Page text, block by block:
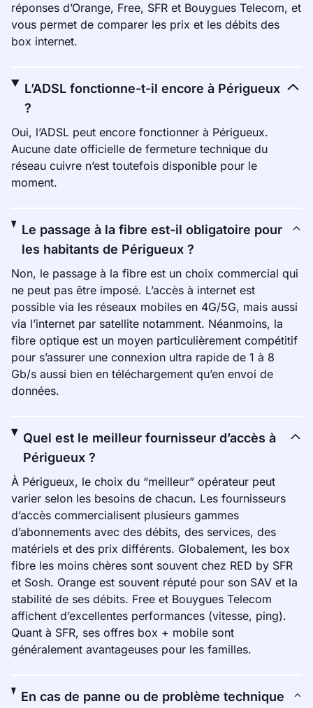
réponses d’Orange, Free, SFR et Bouygues Telecom, et
vous permet de comparer les prix et les débits des
box internet.
L’ADSL fonctionne-t-il encore à Périgueux
?
Oui, l’ADSL peut encore fonctionner à Périgueux.
Aucune date officielle de fermeture technique du
réseau cuivre n’est toutefois disponible pour le
moment.
Le passage à la fibre est-il obligatoire pour
les habitants de Périgueux ?
Non, le passage à la fibre est un choix commercial qui
ne peut pas être imposé. L’accès à internet est
possible via les réseaux mobiles en 4G/5G, mais aussi
via l’internet par satellite notamment. Néanmoins, la
fibre optique est un moyen particulièrement compétitif
pour s’assurer une connexion ultra rapide de 1 à 8
Gb/s aussi bien en téléchargement qu’en envoi de
données.
Quel est le meilleur fournisseur d’accès à
Périgueux ?
À Périgueux, le choix du “meilleur” opérateur peut
varier selon les besoins de chacun. Les fournisseurs
d’accès commercialisent plusieurs gammes
d’abonnements avec des débits, des services, des
matériels et des prix différents. Globalement, les box
fibre les moins chères sont souvent chez RED by SFR
et Sosh. Orange est souvent réputé pour son SAV et la
stabilité de ses débits. Free et Bouygues Telecom
affichent d’excellentes performances (vitesse, ping).
Quant à SFR, ses offres box + mobile sont
généralement avantageuses pour les familles.
En cas de panne ou de problème technique